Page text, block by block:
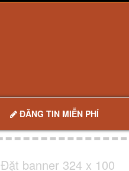
ĐĂNG TIN MIỄN PHÍ
Đặt banner 324 x 100